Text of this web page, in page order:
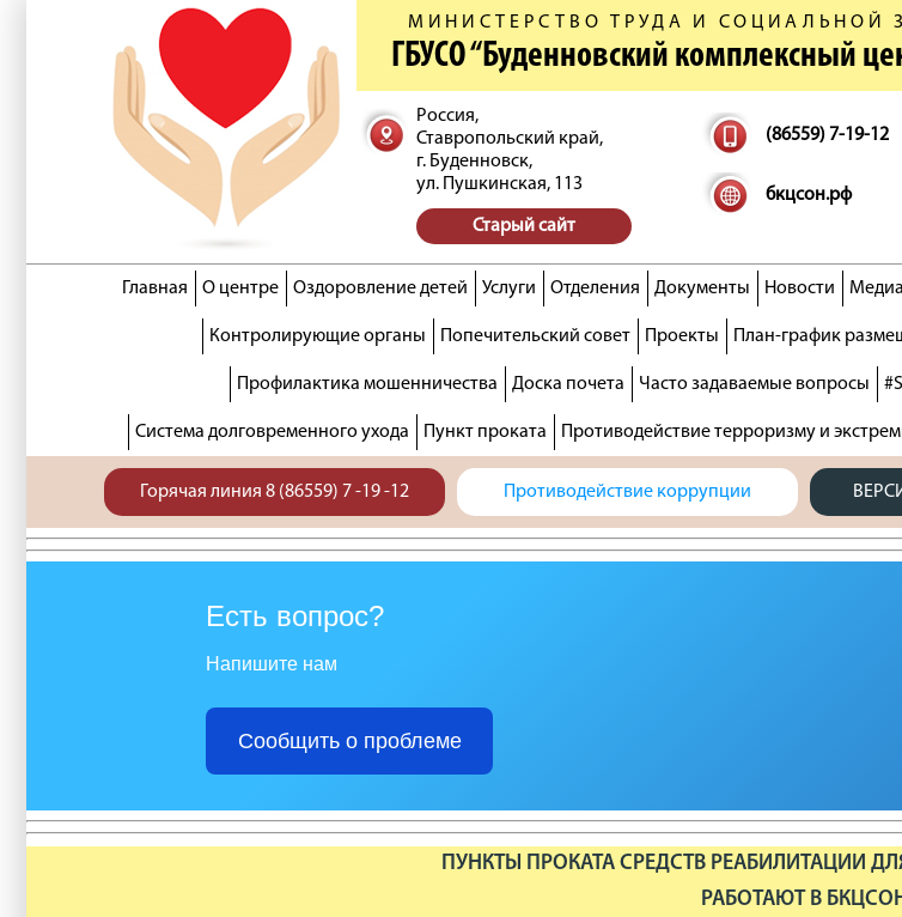
МИНИСТЕРСТВО ТРУДА И СОЦИАЛЬНОЙ
ГБУСО “Буденновский комплексный
Россия,
Ставропольский край,
г. Буденновск,
ул. Пушкинская, 113
Старый сайт
(86559) 7-19-12
бкцсон.рф
Главная О центре Оздоровление детей Услуги Отделения Документы Новости Медиа
Контролирующие органы Попечительский совет Проекты План-график
Профилактика мошенничества Доска почета Часто задаваемые вопросы
Система долговременного ухода Пункт проката Противодействие терроризму и
Горячая линия 8 (86559) 7 -19 -12 Противодействие коррупции
Есть вопрос?
Напишите нам
Сообщить о проблеме
ПУНКТЫ ПРОКАТА СРЕДСТВ РЕАБИЛИТАЦИИ
РАБОТАЮТ В